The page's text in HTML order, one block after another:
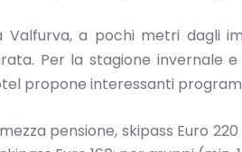
a pochi metri dagli
Per la stagione invernale e
propone interessanti
pensione, skipass Euro